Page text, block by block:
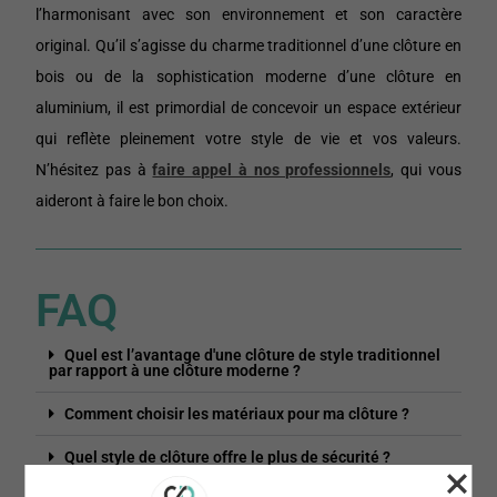
l’harmonisant avec son environnement et son caractère
original. Qu’il s’agisse du charme traditionnel d’une clôture en
bois ou de la sophistication moderne d’une clôture en
aluminium, il est primordial de concevoir un espace extérieur
qui reflète pleinement votre style de vie et vos valeurs.
N’hésitez pas àfaire appel à nos professionnels, qui vous
aideront à faire le bon choix.
FAQ
Quel est l’avantage d'une clôture de style traditionnel
par rapport à une clôture moderne ?
Comment choisir les matériaux pour ma clôture ?
Quel style de clôture offre le plus de sécurité ?